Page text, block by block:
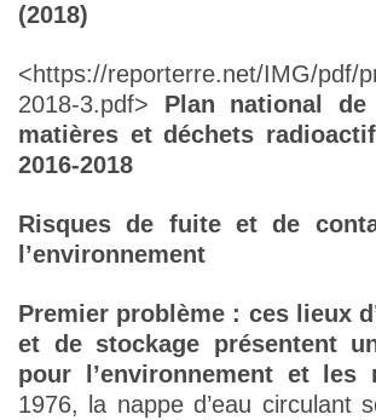
(2018)
<https://reporterre.net/IMG/pdf/
2018-3.pdf> Plan national
matières et déchets
2016-2018
Risques de fuite et de
l’environnement
Premier problème : ces lieux
et de stockage présentent
pour l’environnement et les
1976, la nappe d’eau circulant